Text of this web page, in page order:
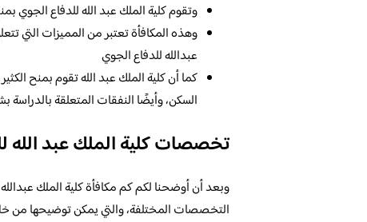
وتقوم كلية الملك عبد الله للدفاع الجوي
وهذه المكافأة تعتبر من المميزات التي
عبدالله للدفاع الجوي
كما أن كلية الملك عبد الله تقوم بمنح
السكن، وأيضًا النفقات المتعلقة بالدراسة
تخصصات كلية الملك عبد الله
وبعد أن أوضحنا لكم كم مكافأة كلية الملك
التخصصات المختلفة، والتي يمكن توضيحها من